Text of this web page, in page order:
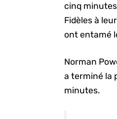
cinq
Fidèles à
ont entamé
Norman
a terminé la
minutes.